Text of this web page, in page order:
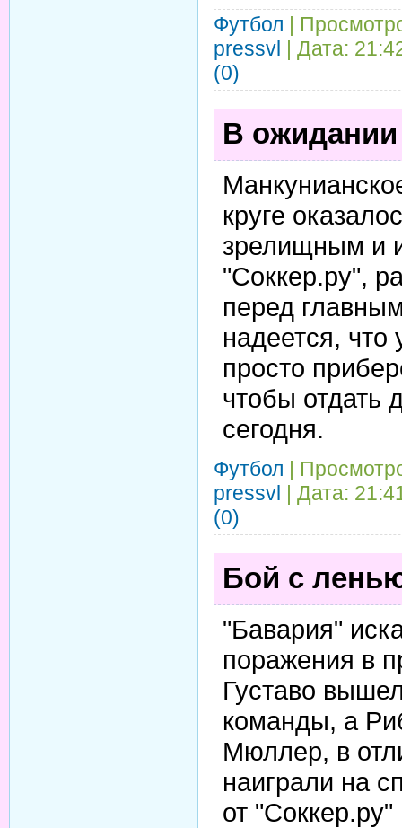
Футбол |
pressvl | Дата:
(0)
В ожидании
круге
зрелищным и
"Соккер.ру",
перед
надеется, что
просто
чтобы отдать
сегодня.
Футбол |
pressvl | Дата:
(0)
Бой с
"Бавария"
поражения в
Густаво
команды, а
Мюллер, в
наиграли на
от "Соккер.ру"